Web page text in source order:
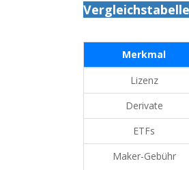
Vergleichstabelle
Merkmal
Lizenz
Derivate
ETFs
Maker-Gebühr